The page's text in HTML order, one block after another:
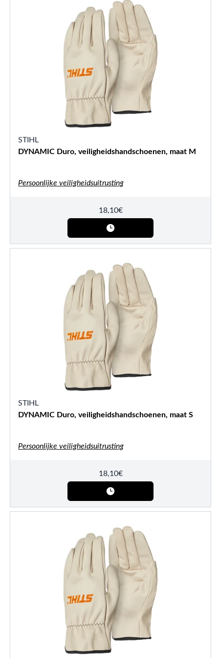
STIHL
DYNAMIC Duro, veiligheidshandschoenen, maat M
Persoonlijke veiligheidsuitrusting
18,10€
STIHL
DYNAMIC Duro, veiligheidshandschoenen, maat S
Persoonlijke veiligheidsuitrusting
18,10€